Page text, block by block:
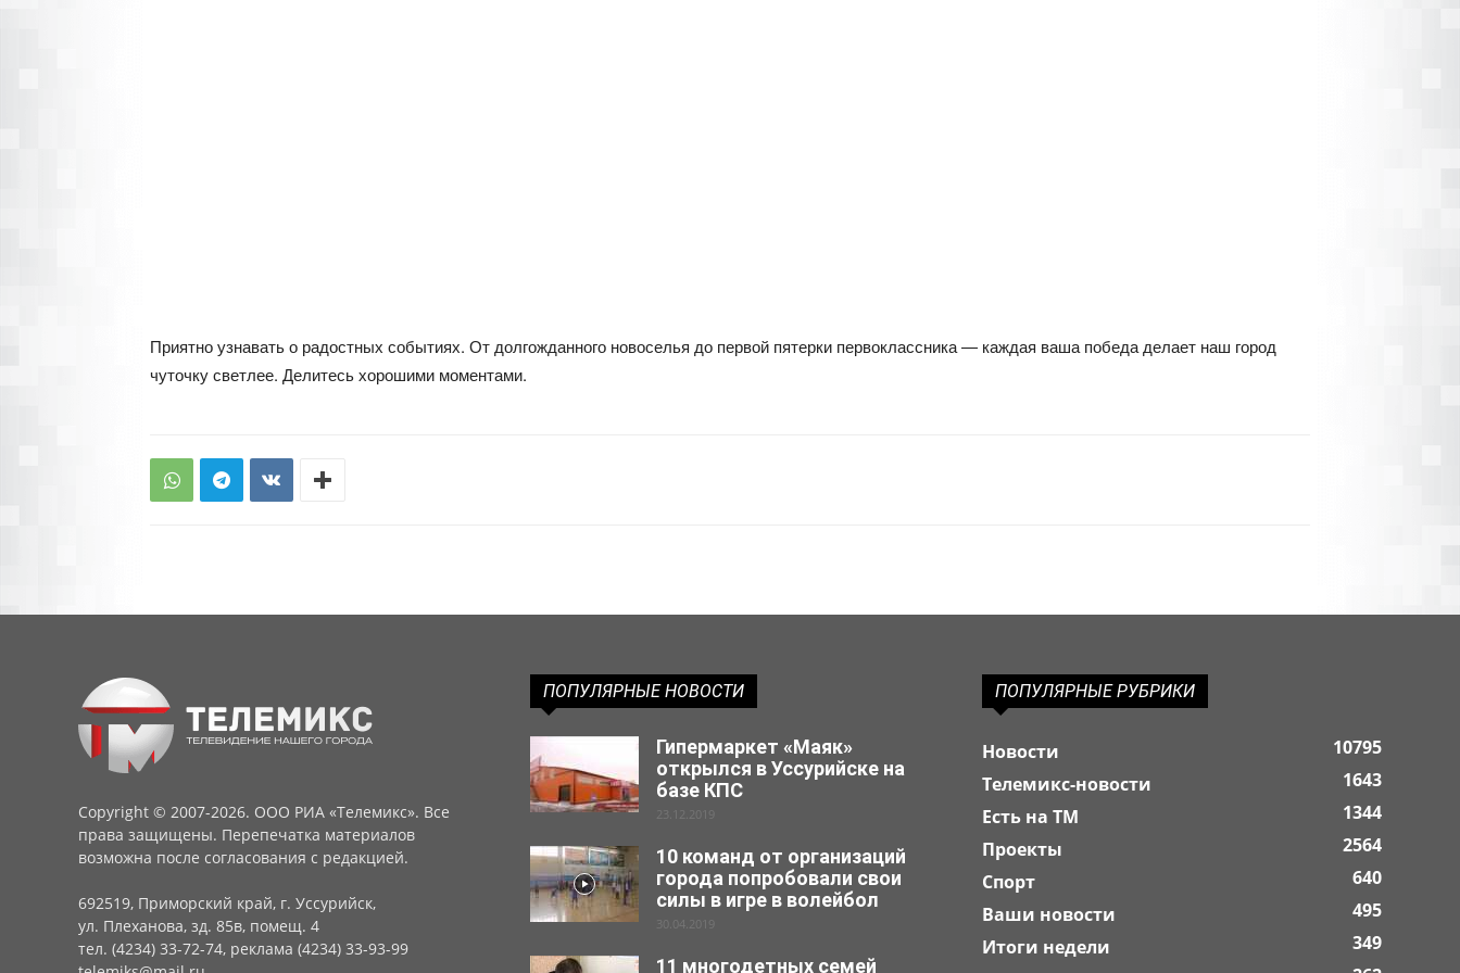
Приятно узнавать о радостных событиях. От долгожданного новоселья до первой пятерки первоклассника — каждая ваша победа делает наш город
чуточку светлее. Делитесь хорошими моментами.
Copyright © 2007-2026. ООО РИА «Телемикс». Все
права защищены. Перепечатка материалов
возможна после согласования с редакцией.
692519, Приморский край, г. Уссурийск,
ул. Плеханова, зд. 85в, помещ. 4
тел. (4234) 33-72-74, реклама (4234) 33-93-99
ПОПУЛЯРНЫЕ НОВОСТИ
Гипермаркет «Маяк»
открылся в Уссурийске на
базе КПС
23.12.2019
10 команд от организаций
города попробовали свои
силы в игре в волейбол
30.04.2019
11 многодетных семей
ПОПУЛЯРНЫЕ РУБРИКИ
Новости
10795
Телемикс-новости
1643
Есть на ТМ
1344
Проекты
2564
Спорт
640
Ваши новости
495
Итоги недели
349